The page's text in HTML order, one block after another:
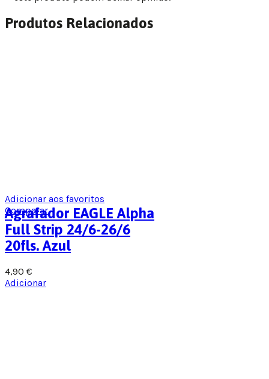
Produtos Relacionados
Adicionar aos favoritos
Comparar
Agrafador EAGLE Alpha
Full Strip 24/6-26/6
20fls. Azul
4,90 €
Adicionar